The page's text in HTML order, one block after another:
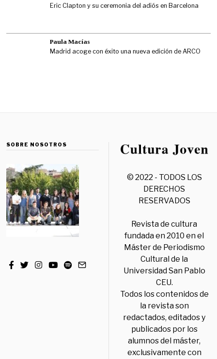
Eric Clapton y su ceremonia del adiós en Barcelona
Paula Macías
Madrid acoge con éxito una nueva edición de ARCO
SOBRE NOSOTROS
© 2022 - TODOS LOS
DERECHOS
RESERVADOS
Revista de cultura
fundada en 2010 en el
Máster de Periodismo
Cultural de la
Universidad San Pablo
CEU.
Todos los contenidos de
la revista son
redactados, editados y
publicados por los
alumnos del máster,
exclusivamente con